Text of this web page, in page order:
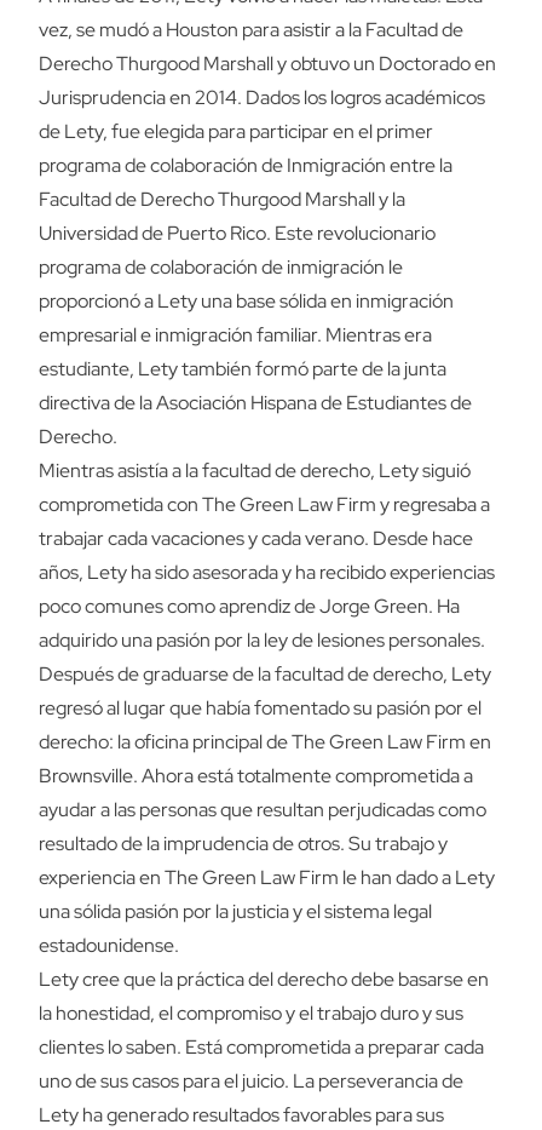
vez, se mudó a Houston para asistir a la Facultad de
Derecho Thurgood Marshall y obtuvo un Doctorado en
Jurisprudencia en 2014. Dados los logros académicos
de Lety, fue elegida para participar en el primer
programa de colaboración de Inmigración entre la
Facultad de Derecho Thurgood Marshall y la
Universidad de Puerto Rico. Este revolucionario
programa de colaboración de inmigración le
proporcionó a Lety una base sólida en inmigración
empresarial e inmigración familiar. Mientras era
estudiante, Lety también formó parte de la junta
directiva de la Asociación Hispana de Estudiantes de
Derecho.
Mientras asistía a la facultad de derecho, Lety siguió
comprometida con The Green Law Firm y regresaba a
trabajar cada vacaciones y cada verano. Desde hace
años, Lety ha sido asesorada y ha recibido experiencias
poco comunes como aprendiz de Jorge Green. Ha
adquirido una pasión por la ley de lesiones personales.
Después de graduarse de la facultad de derecho, Lety
regresó al lugar que había fomentado su pasión por el
derecho: la oficina principal de The Green Law Firm en
Brownsville. Ahora está totalmente comprometida a
ayudar a las personas que resultan perjudicadas como
resultado de la imprudencia de otros. Su trabajo y
experiencia en The Green Law Firm le han dado a Lety
una sólida pasión por la justicia y el sistema legal
estadounidense.
Lety cree que la práctica del derecho debe basarse en
la honestidad, el compromiso y el trabajo duro y sus
clientes lo saben. Está comprometida a preparar cada
uno de sus casos para el juicio. La perseverancia de
Lety ha generado resultados favorables para sus